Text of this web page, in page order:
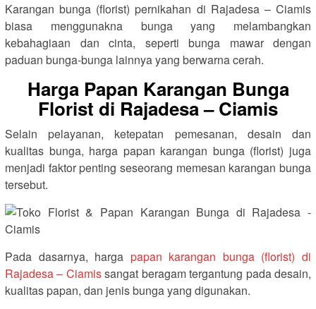
Karangan bunga (florist) pernikahan di Rajadesa – Ciamis
biasa menggunakna bunga yang melambangkan
kebahagiaan dan cinta, seperti bunga mawar dengan
paduan bunga-bunga lainnya yang berwarna cerah.
Harga Papan Karangan Bunga
Florist di Rajadesa – Ciamis
Selain pelayanan, ketepatan pemesanan, desain dan
kualitas bunga, harga papan karangan bunga (florist) juga
menjadi faktor penting seseorang memesan karangan bunga
tersebut.
Pada dasarnya, harga papan karangan bunga (florist) di
Rajadesa – Ciamissangat beragam tergantung pada desain,
kualitas papan, dan jenis bunga yang digunakan.